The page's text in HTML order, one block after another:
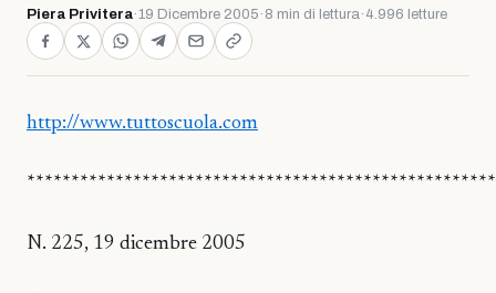
Piera Privitera·19 Dicembre 2005 · 8 min di lettura· 4.996 letture
http://www.tuttoscuola.com
N. 225, 19 dicembre 2005